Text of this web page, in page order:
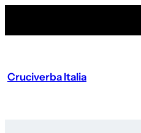
Cruciverba Italia